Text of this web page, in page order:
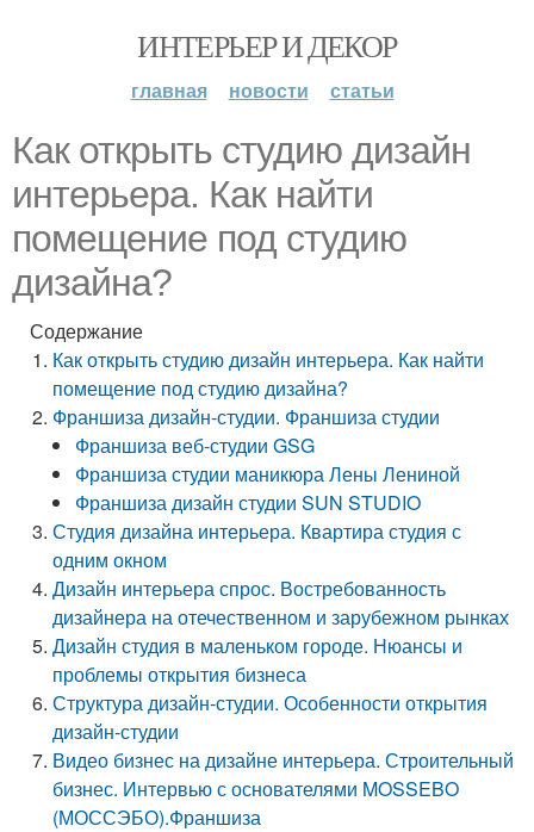
ИНТЕРЬЕР И ДЕКОР
главная новости статьи
Как открыть студию дизайн
интерьера. Как найти
помещение под студию
дизайна?
Содержание
Как открыть студию дизайн интерьера. Как найти
помещение под студию дизайна?
Франшиза дизайн-студии. Франшиза студии
Франшиза веб-студии GSG
Франшиза студии маникюра Лены Лениной
Франшиза дизайн студии SUN STUDIO
Студия дизайна интерьера. Квартира студия с
одним окном
Дизайн интерьера спрос. Востребованность
дизайнера на отечественном и зарубежном рынках
Дизайн студия в маленьком городе. Нюансы и
проблемы открытия бизнеса
Структура дизайн-студии. Особенности открытия
дизайн-студии
Видео бизнес на дизайне интерьера. Строительный
бизнес. Интервью с основателями MOSSEBO
(МОССЭБО).Франшиза